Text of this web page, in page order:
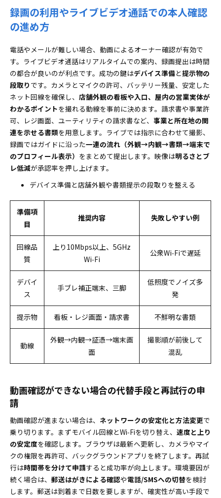
録画の利用やライブビデオ通話での本人確認
の進め方
電話やメールが難しい場合、動画によるオーナー確認が有効で
す。ライブビデオ通話はリアルタイムでの案内、録画提出は時間
の都合が良いのが利点です。成功の鍵はデバイス準備と提示物の
段取り です。カメラとマイクの許可、バッテリー残量、安定した
ネット回線を確保し、 店舗外観の看板や入口、屋内の営業実体が
わかるポイントを撮れる動線を事前に決めます。請求書や事業許
可、レジ画面、ユーティリティの請求書など、 事業と所在地の関
連を示せる書類を用意します。ライブでは指示に合わせて撮影、
録画ではガイドに沿った一連の流れ（外観→内観→書類→端末で
のプロフィール表示） をまとめて提出します。映像は明るさとブ
レ低減が承認率を押し上げます。
デバイス準備と店舗外観や書類提示の段取りを整える
準備項
目
推奨内容 失敗しやすい例
回線品
質
上り10Mbps以上、5GHz
Wi‑Fi
公衆Wi‑Fiで遅延
デバイ
ス
手ブレ補正端末、三脚
低照度でノイズ多
発
提示物 看板・レジ画面・請求書 不鮮明な書類
動線
外観→内観→証憑→端末画
面
撮影順が前後して
混乱
動画確認ができない場合の代替手段と再試行の申
請
動画確認が進まない場合は、 ネットワークの安定化と方法変更で
乗り切ります。まずモバイル回線とWi‑Fiを切り替え、 速度と上り
の安定度を確認します。ブラウザは最新へ更新し、カメラやマイ
クの権限を再許可、バックグラウンドアプリを終了します。再試
行は時間帯を分けて申請すると成功率が向上します。環境要因が
続く場合は、 郵送はがきによる確認や電話/SMSへの切替を検討
します。郵送は到着まで日数を要しますが、確実性が高い手段で